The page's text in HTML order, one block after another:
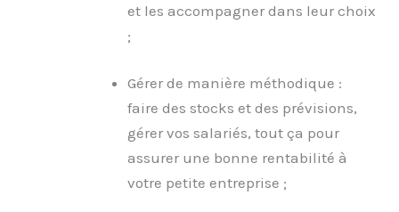
et les accompagner dans leur choix
;
Gérer de manière méthodique :
faire des stocks et des prévisions,
gérer vos salariés, tout ça pour
assurer une bonne rentabilité à
votre petite entreprise ;